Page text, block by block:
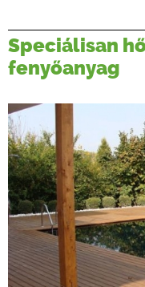
Speciálisan
fenyőanyag